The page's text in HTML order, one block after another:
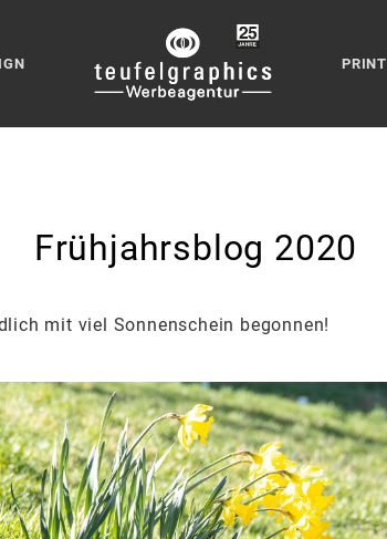
PRINT
Frühjahrsblog 2020
mit viel Sonnenschein begonnen!